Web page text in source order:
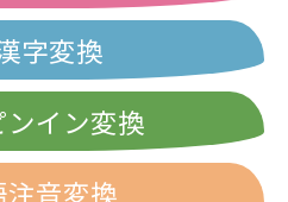
字変換
ンイン変換
注音変換